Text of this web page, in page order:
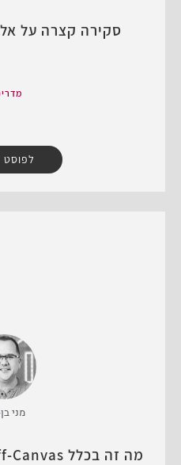
סקירה קצרה על
מני